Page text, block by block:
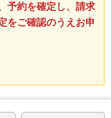
予約を確定し、請求
をご確認のうえお申